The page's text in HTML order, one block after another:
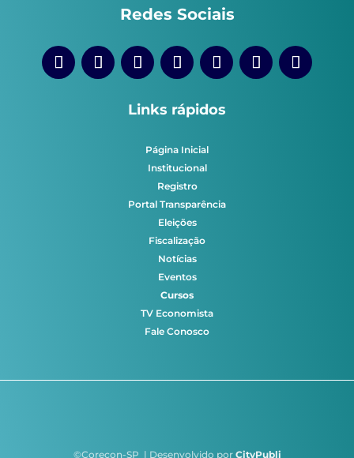
Redes Sociais
Links rápidos
Página Inicial
Institucional
Registro
Portal Transparência
Eleições
Fiscalização
Notícias
Eventos
Cursos
TV Economista
Fale Conosco
©Corecon-SP | Desenvolvido por CityPubli